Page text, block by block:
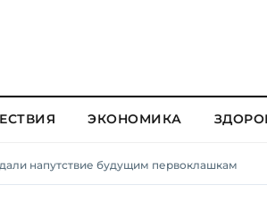
ЭКОНОМИКА
напутствие будущим первоклашкам